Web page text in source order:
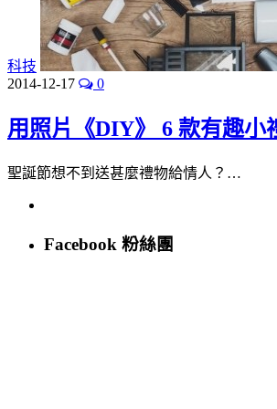
科技
2014-12-17
0
用照片《DIY》 6 款有趣小
聖誕節想不到送甚麼禮物給情人？…
Facebook 粉絲團